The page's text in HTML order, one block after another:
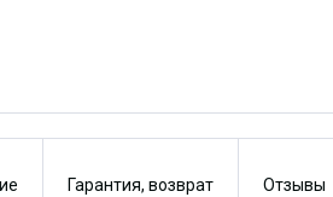
Гарантия, возврат Отзывы